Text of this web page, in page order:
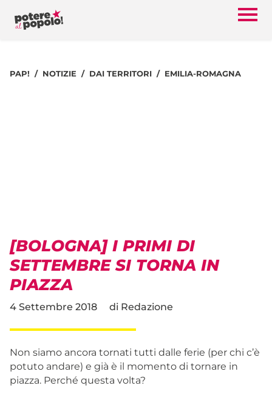
PAP! NOTIZIE DAI TERRITORI EMILIA-ROMAGNA
[BOLOGNA] I PRIMI DI
SETTEMBRE SI TORNA IN
PIAZZA
4 Settembre 2018 di Redazione
Non siamo ancora tornati tutti dalle ferie (per chi c’è
potuto andare) e già è il momento di tornare in
piazza. Perché questa volta?